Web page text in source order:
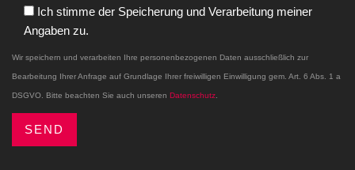
Ich stimme der Speicherung und Verarbeitung meiner
Angaben zu.
Wir speichern und verarbeiten Ihre personenbezogenen Daten ausschließlich zur
Bearbeitung Ihrer Anfrage auf Grundlage Ihrer freiwilligen Einwilligung gem. Art. 6 Abs. 1 a
DSGVO. Bitte beachten Sie auch unseren Datenschutz